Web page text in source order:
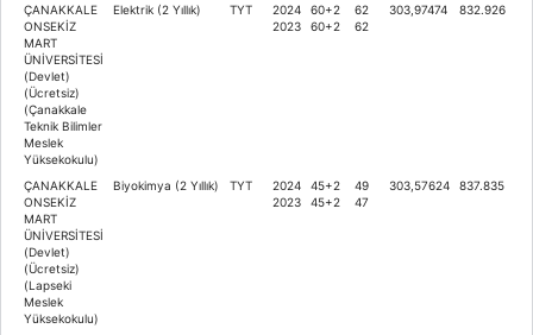
ÇANAKKALE
ONSEKİZ
MART
ÜNİVERSİTESİ
(Devlet)
(Ücretsiz)
(Çanakkale
Teknik Bilimler
Meslek
Yüksekokulu)
Elektrik (2 Yıllık) TYT
2024
2023
60+2
60+2
62
62
303,97474 832.926
ÇANAKKALE
ONSEKİZ
MART
ÜNİVERSİTESİ
(Devlet)
(Ücretsiz)
(Lapseki
Meslek
Yüksekokulu)
Biyokimya (2 Yıllık) TYT
2024
2023
45+2
45+2
49
47
303,57624 837.835